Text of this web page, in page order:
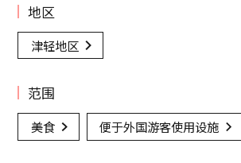
地区
津轻地区
范围
美食 便于外国游客使用设施